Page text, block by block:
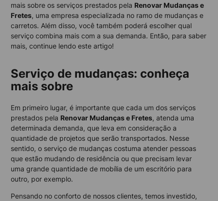
mais sobre os serviços prestados pela Renovar Mudanças e
Fretes, uma empresa especializada no ramo de mudanças e
carretos. Além disso, você também poderá escolher qual
serviço combina mais com a sua demanda. Então, para saber
mais, continue lendo este artigo!
Serviço de mudanças: conheça
mais sobre
Em primeiro lugar, é importante que cada um dos serviços
prestados pela Renovar Mudanças e Fretes, atenda uma
determinada demanda, que leva em consideração a
quantidade de projetos que serão transportados. Nesse
sentido, o serviço de mudanças costuma atender pessoas
que estão mudando de residência ou que precisam levar
uma grande quantidade de mobília de um escritório para
outro, por exemplo.
Pensando no conforto de nossos clientes, temos investido,